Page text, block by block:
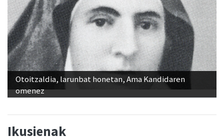
Otoitzaldia, larunbat honetan, Ama Kandidaren
omenez
Ikusienak